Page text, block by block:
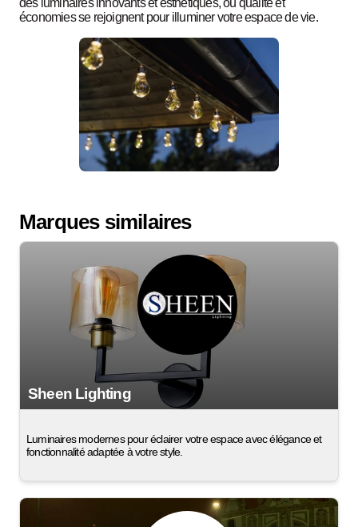
des luminaires innovants et esthétiques, où qualité et
économies se rejoignent pour illuminer votre espace de vie.
Marques similaires
Sheen Lighting
Luminaires modernes pour éclairer votre espace avec élégance et
fonctionnalité adaptée à votre style.